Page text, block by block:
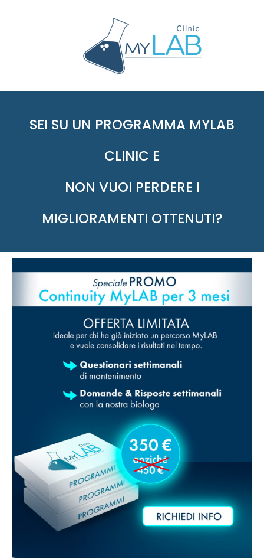
SEI SU UN PROGRAMMA MYLAB
CLINIC E
NON VUOI PERDERE I
MIGLIORAMENTI OTTENUTI?